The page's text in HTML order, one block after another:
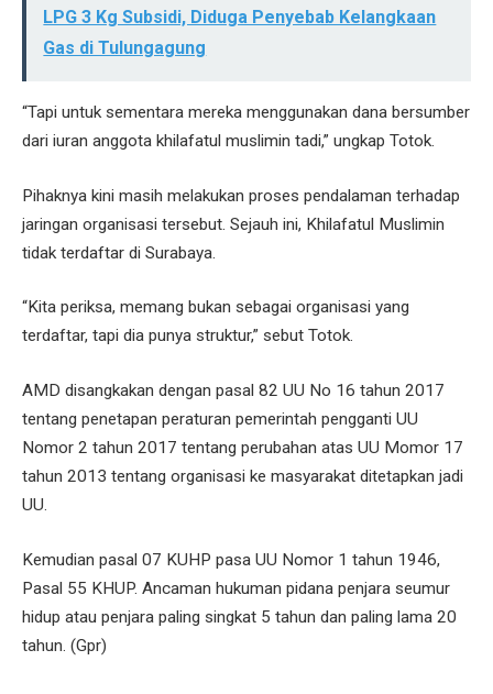
LPG 3 Kg Subsidi, Diduga Penyebab Kelangkaan
Gas di Tulungagung
“Tapi untuk sementara mereka menggunakan dana bersumber
dari iuran anggota khilafatul muslimin tadi,” ungkap Totok.
Pihaknya kini masih melakukan proses pendalaman terhadap
jaringan organisasi tersebut. Sejauh ini, Khilafatul Muslimin
tidak terdaftar di Surabaya.
“Kita periksa, memang bukan sebagai organisasi yang
terdaftar, tapi dia punya struktur,” sebut Totok.
AMD disangkakan dengan pasal 82 UU No 16 tahun 2017
tentang penetapan peraturan pemerintah pengganti UU
Nomor 2 tahun 2017 tentang perubahan atas UU Momor 17
tahun 2013 tentang organisasi ke masyarakat ditetapkan jadi
UU.
Kemudian pasal 07 KUHP pasa UU Nomor 1 tahun 1946,
Pasal 55 KHUP. Ancaman hukuman pidana penjara seumur
hidup atau penjara paling singkat 5 tahun dan paling lama 20
tahun. (Gpr)